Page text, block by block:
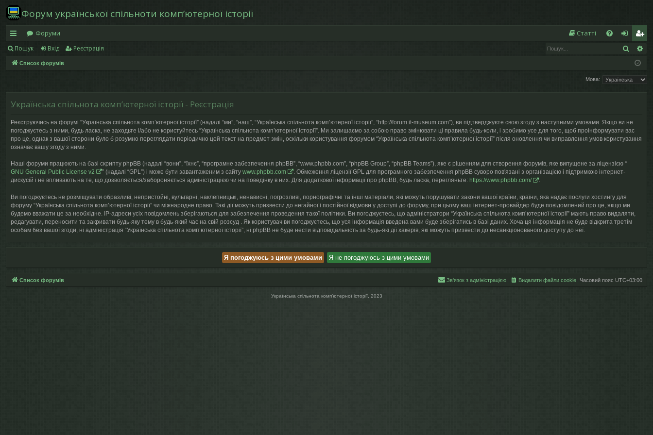
Форум української спільноти компʼютерної історії
в
и
д
ос
ту
п
Форуми
Статті
п
ог
хі
еє
ст
р
Пошук Вхід Реєстрація Пошук
Список форумів
Мова:
Українська спільнота компʼютерної історії - Реєстрація
Реєструючись на форумі “Українська спільнота компʼютерної історії” (надалі “ми”, “наш”, “Українська спільнота компʼютерної історії”, “http://forum.it-museum.com”), ви підтверджуєте свою згоду з наступними умовами. Якщо ви не
погоджуєтесь з ними, будь ласка, не заходьте і/або не користуйтесь “Українська спільнота компʼютерної історії”. Ми залишаємо за собою право змінювати ці правила будь-коли, і зробимо усе для того, щоб проінформувати вас
про це, однак з вашої сторони було б розумно переглядати періодично цей текст на предмет змін, оскільки користування форумом “Українська спільнота компʼютерної історії” після оновлення чи виправлення умов користування
означає вашу згоду з ними.
Наші форуми працюють на базі скрипту phpBB (надалі “вони”, “їхнє”, “програмне забезпечення phpBB”, “www.phpbb.com”, “phpBB Group”, “phpBB Teams”), яке є рішенням для створення форумів, яке випущене за ліцензією “
GNU General Public License v2
” (надалі “GPL”) і може бути завантаженим з сайту www.phpbb.com
. Обмеження ліцензії GPL для програмного забезпечення phpBB суворо пов'язані з організацією і підтримкою інтернет-
дискусій і не впливають на те, що дозволяється/забороняється адміністрацією чи на поведінку в них. Для додаткової інформації про phpBB, будь ласка, перегляньте: https://www.phpbb.com/ .
Ви погоджуєтесь не розміщувати образливі, непристойні, вульгарні, наклепницькі, ненависні, погрозливі, порнографічні та інші матеріали, які можуть порушувати закони вашої країни, країни, яка надає послуги хостингу для
форуму “Українська спільнота компʼютерної історії” чи міжнародне право. Такі дії можуть призвести до негайної і постійної відмови у доступі до форуму, при цьому ваш інтернет-провайдер буде повідомлений про це, якщо ми
будемо вважати це за необхідне. IP-адреси усіх повідомлень зберігаються для забезпечення проведення такої політики. Ви погоджуєтесь, що адміністратори “Українська спільнота компʼютерної історії” мають право видаляти,
редагувати, переносити та закривати будь-яку тему в будь-який час на свій розсуд . Як користувач ви погоджуєтесь, що уся інформація введена вами буде зберігатись в базі даних. Хоча ця інформація не буде відкрита третім
особам без вашої згоди, ні адміністрація “Українська спільнота компʼютерної історії”, ні phpBB не буде нести відповідальність за будь-які дії хакерів, які можуть призвести до несанкціонованого доступу до неї.
Список форумів Часовий пояс UTC+03:00
Видалити файли cookie
Зв'язок з адміністрацією
Українська спільнота компʼютерної історії, 2023